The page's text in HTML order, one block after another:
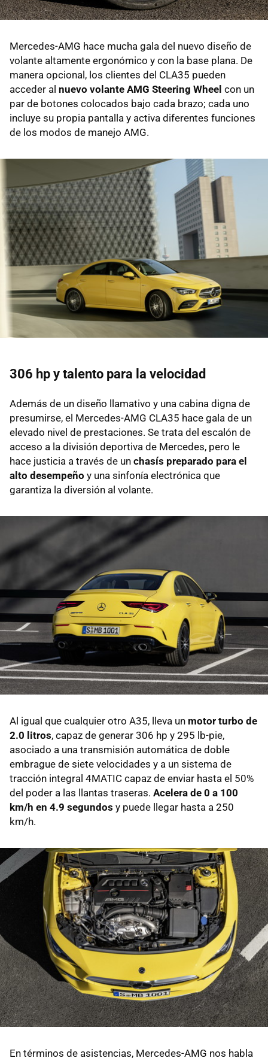
Mercedes-AMG hace mucha gala del nuevo diseño de
volante altamente ergonómico y con la base plana. De
manera opcional, los clientes del CLA35 pueden
acceder al nuevo volante AMG Steering Wheel con un
par de botones colocados bajo cada brazo; cada uno
incluye su propia pantalla y activa diferentes funciones
de los modos de manejo AMG.
306 hp y talento para la velocidad
Además de un diseño llamativo y una cabina digna de
presumirse, el Mercedes-AMG CLA35 hace gala de un
elevado nivel de prestaciones. Se trata del escalón de
acceso a la división deportiva de Mercedes, pero le
hace justicia a través de un chasís preparado para el
alto desempeño y una sinfonía electrónica que
garantiza la diversión al volante.
Al igual que cualquier otro A35, lleva un motor turbo de
2.0 litros, capaz de generar 306 hp y 295 lb-pie,
asociado a una transmisión automática de doble
embrague de siete velocidades y a un sistema de
tracción integral 4MATIC capaz de enviar hasta el 50%
del poder a las llantas traseras. Acelera de 0 a 100
km/h en 4.9 segundos y puede llegar hasta a 250
km/h.
En términos de asistencias, Mercedes-AMG nos habla